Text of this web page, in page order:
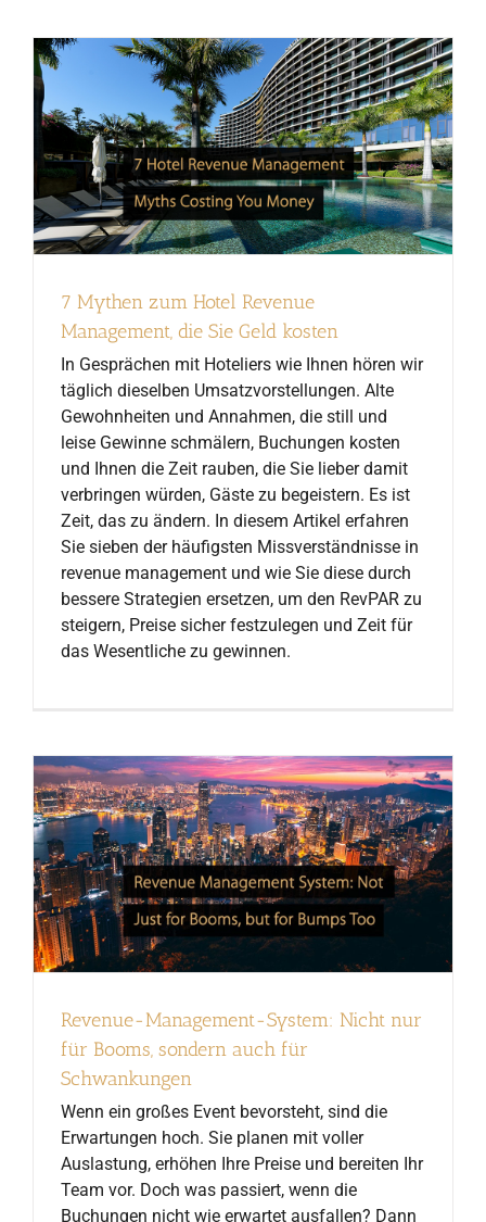
7 Mythen zum Hotel Revenue
Management, die Sie Geld kosten
In Gesprächen mit Hoteliers wie Ihnen hören wir
täglich dieselben Umsatzvorstellungen. Alte
Gewohnheiten und Annahmen, die still und
leise Gewinne schmälern, Buchungen kosten
und Ihnen die Zeit rauben, die Sie lieber damit
verbringen würden, Gäste zu begeistern. Es ist
Zeit, das zu ändern. In diesem Artikel erfahren
Sie sieben der häufigsten Missverständnisse in
revenue management und wie Sie diese durch
bessere Strategien ersetzen, um den RevPAR zu
steigern, Preise sicher festzulegen und Zeit für
das Wesentliche zu gewinnen.
Revenue-Management-System: Nicht nur
für Booms, sondern auch für
Schwankungen
Wenn ein großes Event bevorsteht, sind die
Erwartungen hoch. Sie planen mit voller
Auslastung, erhöhen Ihre Preise und bereiten Ihr
Team vor. Doch was passiert, wenn die
Buchungen nicht wie erwartet ausfallen? Dann